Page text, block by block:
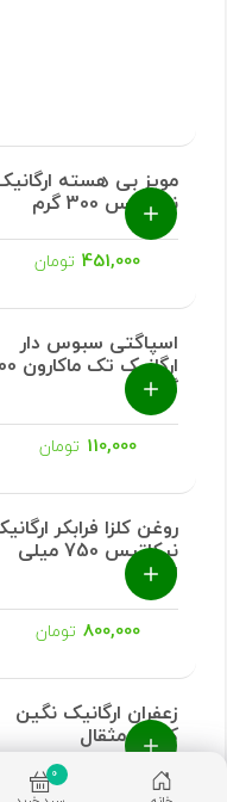
مویز بی هسته ارگانیک
نیکاتیس 300 گرم
تومان
اسپاگتی سبوس دار
0